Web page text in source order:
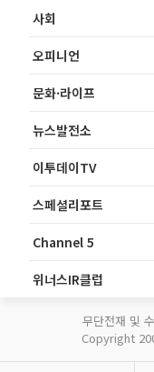
사회
오피니언
문화·라이프
뉴스발전소
이투데이TV
스페셜리포트
Channel 5
위너스IR클럽
무단전재 및
Copyright